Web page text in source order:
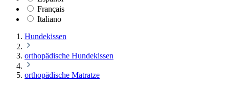
Français
Italiano
Hundekissen
orthopädische Hundekissen
orthopädische Matratze